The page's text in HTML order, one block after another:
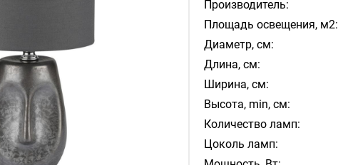
Производитель:
Площадь освещения, м2:
Диаметр, см:
Длина, см:
Ширина, см:
Высота, min, см:
Количество ламп:
Цоколь ламп: